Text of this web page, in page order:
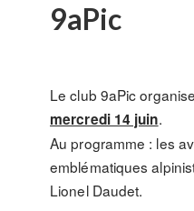
9aPic
Le club 9aPic
mercredi 14 juin.
Au programme : les
emblématiques
Lionel Daudet.